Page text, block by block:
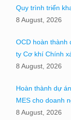
Quy trình triển
8 August, 2026
OCD hoàn thành
ty Cơ khí Chính
8 August, 2026
Hoàn thành dự
MES cho doanh
8 August, 2026